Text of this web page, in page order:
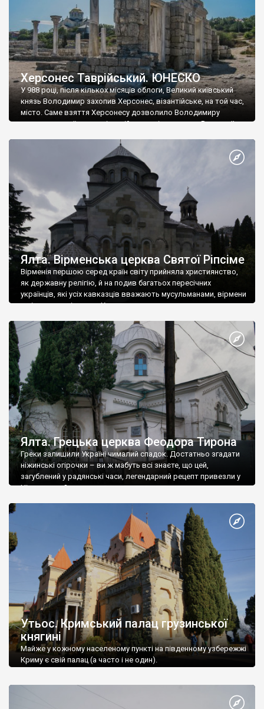
Херсонес Таврійський. ЮНЕСКО
У 988 році, після кількох місяців облоги, Великий київський
князь Володимир захопив Херсонес, візантійське, на той час,
місто. Саме взяття Херсонесу дозволило Володимиру
диктувати свої умови візантійському імператору Василю ІІ, та
Херсонесі Володимир-язичник, став Василем-християнином.
А потім було Хрещення Русі. На честь Херсонесу Таврійського
Ялта. Вірменська церква Святої Ріпсіме
Вірменія першою серед країн світу прийняла християнство,
як державну релігію, й на подив багатьох пересічних
українців, які усіх кавказців вважають мусульманами, вірмени
є відданими вірянами Христа
Ялта. Грецька церква Феодора Тирона
Греки залишили Україні чималий спадок. Достатньо згадати
ніжинські огірочки – ви ж мабуть всі знаєте, що цей,
загублений у радянські часи, легендарний рецепт привезли у
Ніжин греки?
Утьос. Кримський палац грузинської
княгині
Майже у кожному населеному пункті на південному узбережжі
Криму є свій палац (а часто і не один).